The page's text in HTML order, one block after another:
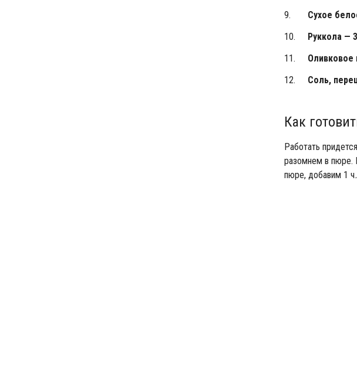
Сухое
Руккола —
Оливковое
Соль,
Как
Работать
разомнем в пюре.
пюре, добавим 1